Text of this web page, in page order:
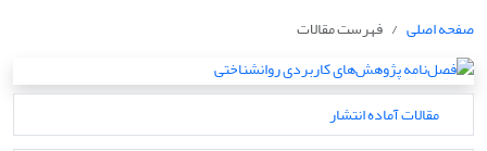
صفحه اصلی فهرست مقالات
مقالات آماده انتشار